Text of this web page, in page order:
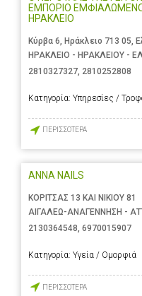
ΕΜΠΟΡΙΟ
ΗΡΑΚΛΕΙΟ
Κύρβα 6, Ηράκλειο 713 05,
ΗΡΑΚΛΕΙΟ - ΗΡΑΚΛΕΙΟΥ -
2810327327 2810252808
Κατηγορία: Υπηρεσίες /
ΠΕΡΙΣΣΟΤΕΡΑ
ANNA NAILS
ΚΟΡΙΤΣΑΣ 13 ΚΑΙ ΝΙΚΙΟΥ 81
ΑΙΓΑΛΕΩ-ΑΝΑΓΕΝΝΗΣΗ -
2130364548, 6970015907
Κατηγορία: Υγεία / Ομορφιά
ΠΕΡΙΣΣΟΤΕΡΑ